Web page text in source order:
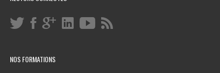
NOS FORMATIONS